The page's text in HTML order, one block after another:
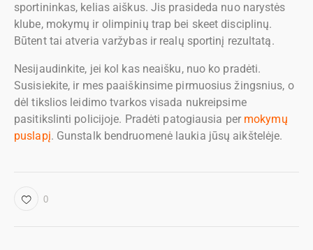
sportininkas, kelias aiškus. Jis prasideda nuo narystės
klube, mokymų ir olimpinių trap bei skeet disciplinų.
Būtent tai atveria varžybas ir realų sportinį rezultatą.
Nesijaudinkite, jei kol kas neaišku, nuo ko pradėti.
Susisiekite, ir mes paaiškinsime pirmuosius žingsnius, o
dėl tikslios leidimo tvarkos visada nukreipsime
pasitikslinti policijoje. Pradėti patogiausia per mokymų
puslapį. Gunstalk bendruomenė laukia jūsų aikštelėje.
0